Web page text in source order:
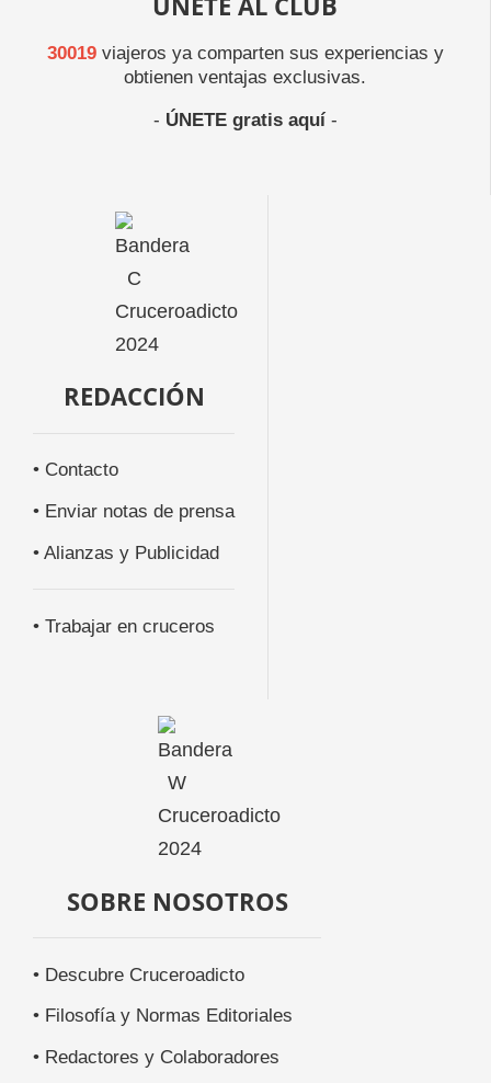
30019viajeros ya comparten sus experiencias y
obtienen ventajas exclusivas.
- ÚNETE gratis aquí-
REDACCIÓN
• Contacto
• Enviar notas de prensa
• Alianzas y Publicidad
• Trabajar en cruceros
SOBRE NOSOTROS
• Descubre Cruceroadicto
• Filosofía y Normas Editoriales
• Redactores y Colaboradores